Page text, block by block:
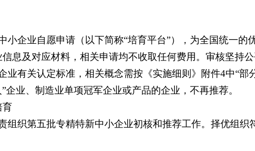
小企业自愿申请（以下简称“培育平台”），为全国统一
息及对应材料，相关申请均不收取任何费用。审核坚持
有关认定标准，相关概念需按《实施细则》附件4中“部
业、制造业单项冠军企业或产品的企业，不再推荐。
育
组织第五批专精特新中小企业初核和推荐工作。择优组